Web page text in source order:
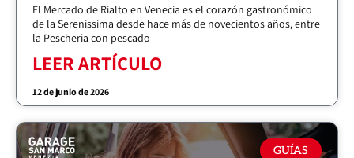
El Mercado de Rialto en Venecia es el corazón gastronómico
de la Serenissima desde hace más de novecientos años, entre
la Pescheria con pescado
LEER ARTÍCULO
12 de junio de 2026
GUÍAS